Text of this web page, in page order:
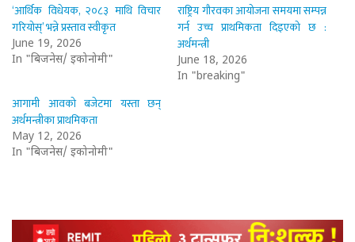
‘आर्थिक विधेयक, २०८३ माथि विचार
गरियोस्’ भन्ने प्रस्ताव स्वीकृत
June 19, 2026
In "बिजनेस/ इकोनोमी"
राष्ट्रिय गौरवका आयोजना समयमा सम्पन्न
गर्न उच्च प्राथमिकता दिइएको छ :
अर्थमन्त्री
June 18, 2026
In "breaking"
आगामी आवको बजेटमा यस्ता छन्
अर्थमन्त्रीका प्राथमिकता
May 12, 2026
In "बिजनेस/ इकोनोमी"